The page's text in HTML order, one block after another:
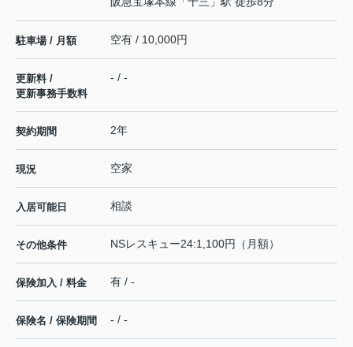
駐車場 / 月額 空有 / 10,000円
更新料 /
更新事務手数料
- / -
契約期間 2年
現況 空家
入居可能日 相談
その他条件 NSレスキュー24:1,100円（月額）
保険加入 / 料金 有 / -
保険名 / 保険期間 - / -